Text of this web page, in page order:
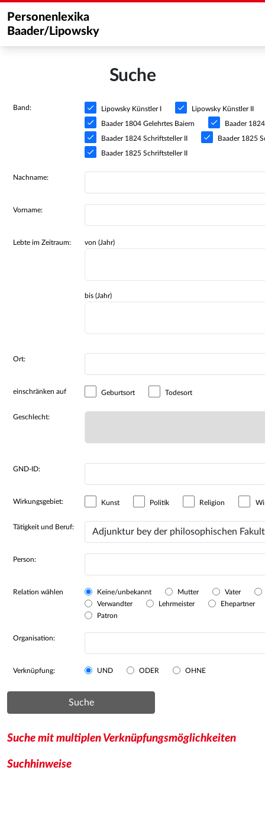
Personenlexika
Baader/Lipowsky
Suche
Band: Lipowsky Künstler I Lipowsky Künstler II
Baader 1804 Gelehrtes Baiern Baader
Baader 1824 Schriftsteller II Baader 1825
Baader 1825 Schriftsteller II
Nachname:
Vorname:
Lebte im Zeitraum: von (Jahr)
bis (Jahr)
Ort:
einschränken auf Geburtsort Todesort
Geschlecht:
GND-ID:
Wirkungsgebiet: Kunst Politik Religion
Tätigkeit und Beruf:
Person:
Relation wählen Keine/unbekannt Mutter
Vater
Verwandter
Lehrmeister
Ehepartner
Patron
Organisation:
Verknüpfung: UND ODER OHNE
Suche
Suche mit multiplen Verknüpfungsmöglichkeiten
Suchhinweise